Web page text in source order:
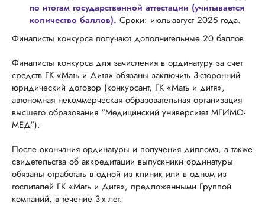
по итогам государственной аттестации (учитывается
количество баллов). Сроки: июль-август 2025 года.
Финалисты конкурса получают дополнительные 20 баллов.
Финалисты конкурса для зачисления в ординатуру за счет
средств ГК «Мать и Дитя» обязаны заключить 3-сторонний
юридический договор (конкурсант, ГК «Мать и дитя»,
автономная некоммерческая образовательная организация
высшего образования "Медицинский университет МГИМО-
МЕД").
После окончания ординатуры и получения диплома, а также
свидетельства об аккредитации выпускники ординатуры
обязаны отработать в одной из клиник или в одном из
госпиталей ГК «Мать и Дитя», предложенными Группой
компаний, в течение 3-х лет.